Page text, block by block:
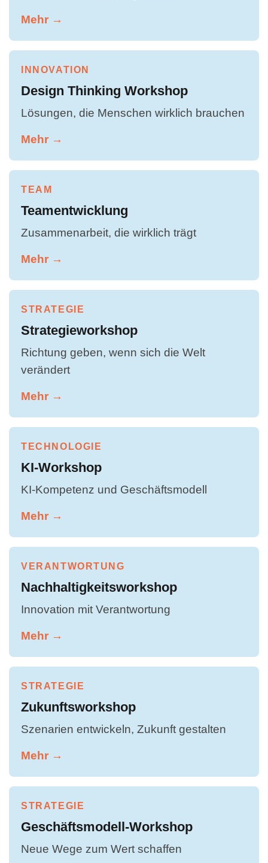
Mehr →
INNOVATION
Design Thinking Workshop
Lösungen, die Menschen wirklich brauchen
Mehr →
TEAM
Teamentwicklung
Zusammenarbeit, die wirklich trägt
Mehr →
STRATEGIE
Strategieworkshop
Richtung geben, wenn sich die Welt
verändert
Mehr →
TECHNOLOGIE
KI-Workshop
KI-Kompetenz und Geschäftsmodell
Mehr →
VERANTWORTUNG
Nachhaltigkeitsworkshop
Innovation mit Verantwortung
Mehr →
STRATEGIE
Zukunftsworkshop
Szenarien entwickeln, Zukunft gestalten
Mehr →
STRATEGIE
Geschäftsmodell-Workshop
Neue Wege zum Wert schaffen